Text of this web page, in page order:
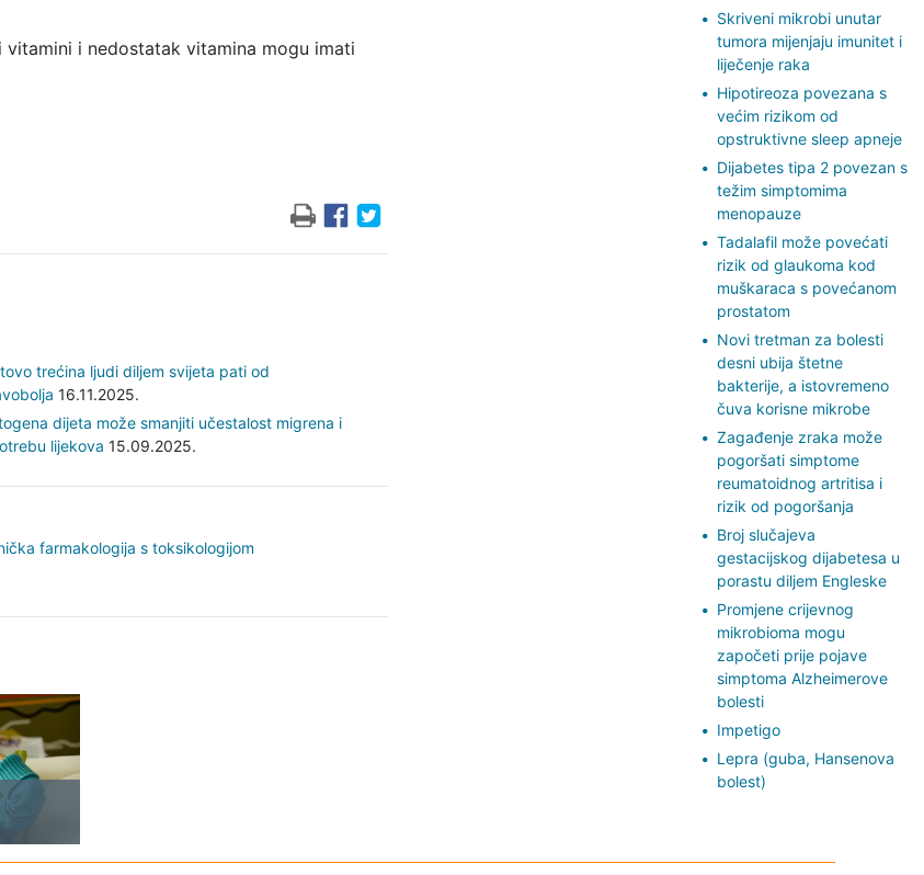
i nedostatak vitamina mogu imati
trećina ljudi diljem svijeta pati od
16.11.2025.
dijeta može smanjiti učestalost migrena i
lijekova 15.09.2025.
farmakologija s toksikologijom
Skriveni mikrobi unutar
tumora mijenjaju imunitet i
liječenje raka
Hipotireoza povezana s
većim rizikom od
opstruktivne sleep apneje
Dijabetes tipa 2 povezan s
težim simptomima
menopauze
Tadalafil može povećati
rizik od glaukoma kod
muškaraca s povećanom
prostatom
Novi tretman za bolesti
desni ubija štetne
bakterije, a istovremeno
čuva korisne mikrobe
Zagađenje zraka može
pogoršati simptome
reumatoidnog artritisa i
rizik od pogoršanja
Broj slučajeva
gestacijskog dijabetesa u
porastu diljem Engleske
Promjene crijevnog
mikrobioma mogu
započeti prije pojave
simptoma Alzheimerove
bolesti
Impetigo
Lepra (guba, Hansenova
bolest)